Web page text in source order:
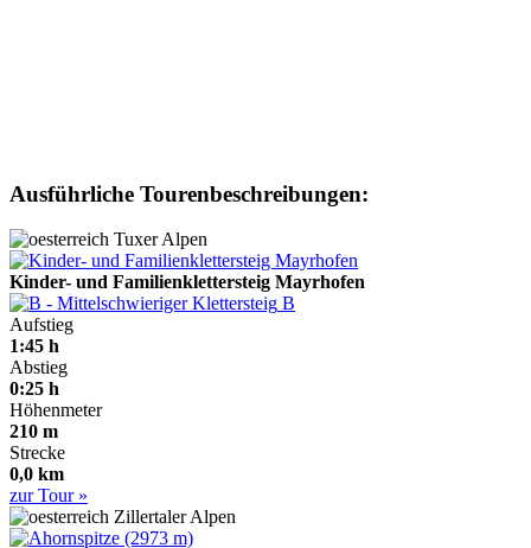
Ausführliche Tourenbeschreibungen:
Tuxer Alpen
Kinder- und Familienklettersteig Mayrhofen
B
Aufstieg
1:45 h
Abstieg
0:25 h
Höhenmeter
210 m
Strecke
0,0 km
zur Tour »
Zillertaler Alpen